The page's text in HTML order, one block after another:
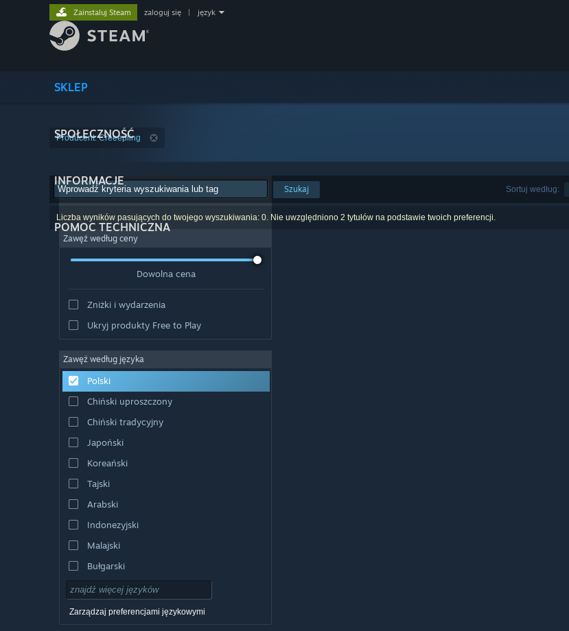
SKLEP
SPOŁECZNOŚĆ
INFORMACJE
POMOC TECHNICZNA
Zainstaluj Steam zaloguj się język
Producent: Creeepling
Sortuj według:
Szukaj
Liczba wyników pasujących do twojego wyszukiwania: 0. Nie uwzględniono 2 tytułów na podstawie twoich preferencji.
Zawęź według ceny
Dowolna cena
Zniżki i wydarzenia
Ukryj produkty Free to Play
Zawęź według języka
Polski
Chiński uproszczony
Chiński tradycyjny
Japoński
Koreański
Tajski
Arabski
Indonezyjski
Malajski
Bułgarski
Czeski
Duński
Zarządzaj preferencjami językowymi